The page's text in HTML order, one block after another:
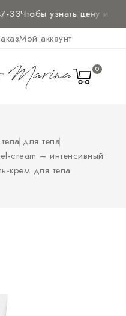
Чтобы узнать цену и
Мой аккаунт
0
для тела
cream – интенсивный
крем для тела